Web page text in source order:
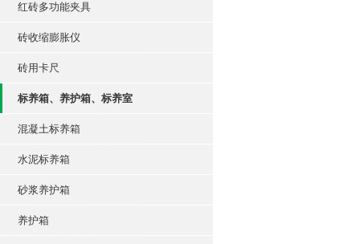
红砖多功能夹具
砖收缩膨胀仪
砖用卡尺
标养箱、养护箱、标养室
混凝土标养箱
水泥标养箱
砂浆养护箱
养护箱